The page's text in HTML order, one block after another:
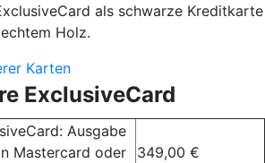
als schwarze Kreditkarte
Holz.
Karten
ExclusiveCard
Ausgabe
Mastercard oder
349,00 €